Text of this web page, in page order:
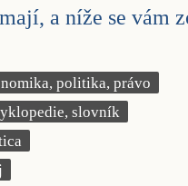
a níže se vám
politika, právo
slovník